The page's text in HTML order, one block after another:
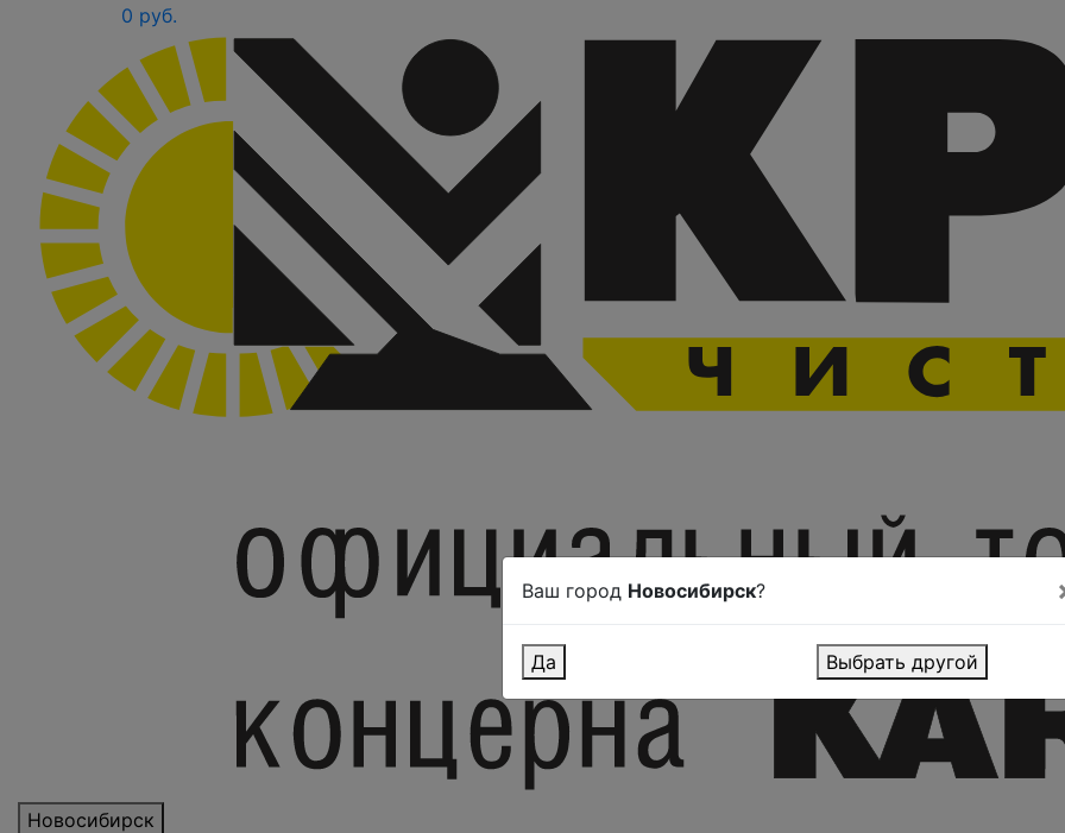
0 руб.
Новосибирск
Ваш город Новосибирск?
Да Выбрать другой